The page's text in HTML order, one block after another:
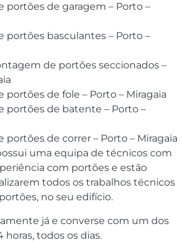
portões de garagem – Porto –
portões basculantes – Porto –
de portões seccionados –
portões de fole – Porto – Miragaia
portões de batente – Porto –
portões de correr – Porto – Miragaia
uma equipa de técnicos com
com portões e estão
todos os trabalhos técnicos
no seu edifício.
já e converse com um dos
horas, todos os dias.